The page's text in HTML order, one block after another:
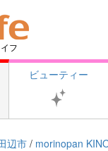
フ
ビューティー
辺市 / morinopan